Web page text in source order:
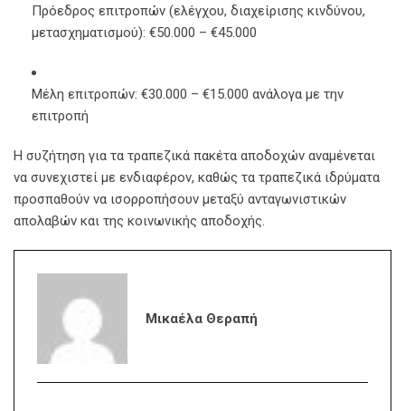
Πρόεδρος επιτροπών (ελέγχου, διαχείρισης κινδύνου,
μετασχηματισμού): €50.000 – €45.000
Μέλη επιτροπών: €30.000 – €15.000 ανάλογα με την
επιτροπή
Η συζήτηση για τα τραπεζικά πακέτα αποδοχών αναμένεται
να συνεχιστεί με ενδιαφέρον, καθώς τα τραπεζικά ιδρύματα
προσπαθούν να ισορροπήσουν μεταξύ ανταγωνιστικών
απολαβών και της κοινωνικής αποδοχής.
Μικαέλα Θεραπή